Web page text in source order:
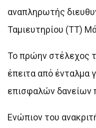
αναπληρωτής
Ταμιευτηρίου (ΤΤ)
Το πρώην στέλεχος
έπειτα από ένταλμα
επισφαλών δανείων
Ενώπιον του